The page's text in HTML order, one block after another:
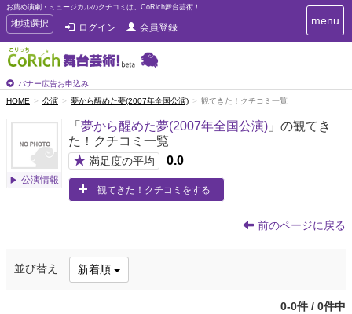
お薦め演劇・ミュージカルのクチコミは、CoRich舞台芸術！
T
o
g
g
e
n
a
t
地域選択 ログイン 会員登録
バナー広告お申込み
T
o
a
i
menu
HOME 公演 夢から醒めた夢(2007年全国公演) 観てきた！クチコミ一覧
公演情報
「 夢から醒めた夢(2007年全国公演) 」の観てき
た！クチコミ一覧
★ 満足度の平均 0.0
観てきた！クチコミをする
前のページに戻る
並び替え 新着順
0-0件 / 0件中